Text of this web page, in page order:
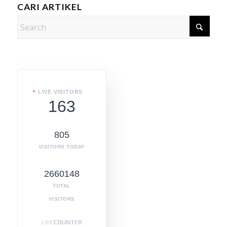
CARI ARTIKEL
LIVE VISITORS
163
805
VISITORS TODAY
2660148
TOTAL
VISITORS